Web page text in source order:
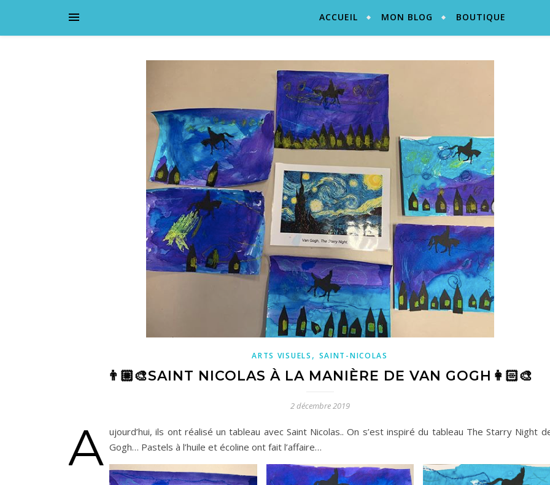
ACCUEIL MON BLOG BOUTIQUE
ARTS VISUELS , SAINT-NICOLAS
👨🏼‍🎨SAINT NICOLAS À LA MANIÈRE DE VAN GOGH👩🏻‍🎨
2 décembre 2019
A ujourd’hui, ils ont réalisé un tableau avec Saint Nicolas.. On s’est inspiré du tableau The Starry Night
Gogh… Pastels à l’huile et écoline ont fait l’affaire…